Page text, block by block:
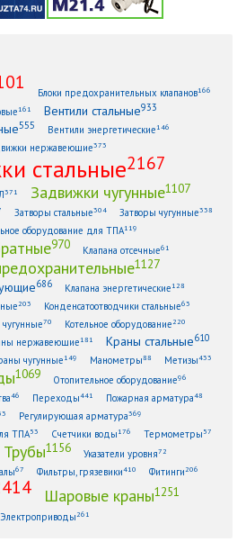
Блоки предохранительных клапанов166
161 Вентили стальные933
555 Вентили энергетические146
нержавеющие373
стальные2167
371 Задвижки чугунные1107
Затворы стальные304 Затворы чугунные338
оборудование для ТПА119
970 Клапана отсечные61
1127
686 Клапана энергетические128
203 Конденсатоотводчики стальные63
70 Котельное оборудование220
нержавеющие181 Краны стальные610
чугунные149 Манометры88 Метизы433
1069 Отопительное оборудование96
46 Переходы441 Пожарная арматура48
Регулирующая арматура369
ТПА53 Счетчики воды176 Термометры 57
Трубы1156 Указатели уровня72
67 Фильтры, грязевики410 Фитинги206
Шаровые краны1251
Электроприводы261